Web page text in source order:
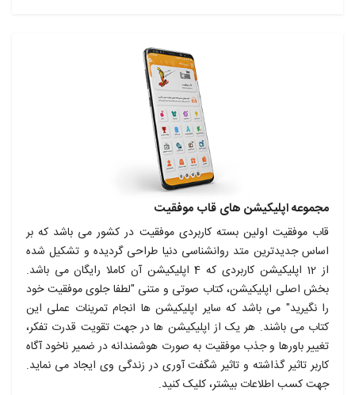
مجموعه اپلیکیشن های قاب موفقیت
قاب موفقیت اولین بسته کاربردی موفقیت در کشور می باشد که بر
اساس جدیدترین متد روانشناسی دنیا طراحی گردیده و تشکیل شده
از 12 اپلیکیشن کاربردی که 4 اپلیکیشن آن کاملا رایگان می باشد.
بخش اصلی اپلیکیشن، کتاب صوتی و متنی "لطفا جلوی موفقیت خود
را نگیرید" می باشد که سایر اپلیکیشن ها انجام تمرینات عملی این
کتاب می باشند. هر یک از اپلیکیشن ها در جهت تقویت قدرت تفکر،
تغییر باورها و جذب موفقیت به صورت هوشمندانه در ضمیر ناخود آگاه
کاربر تاثیر گذاشته و تاثیر شگفت آوری در زندگی وی ایجاد می نماید.
جهت کسب اطلاعات بیشتر، کلیک کنید.